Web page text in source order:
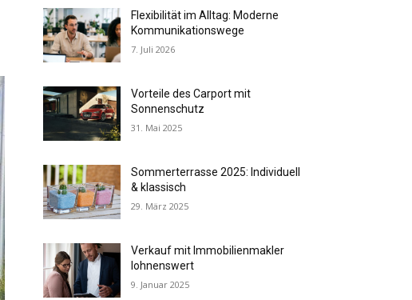
Flexibilität im Alltag: Moderne
Kommunikationswege
7. Juli 2026
Vorteile des Carport mit
Sonnenschutz
31. Mai 2025
Sommerterrasse 2025: Individuell
& klassisch
29. März 2025
Verkauf mit Immobilienmakler
lohnenswert
9. Januar 2025